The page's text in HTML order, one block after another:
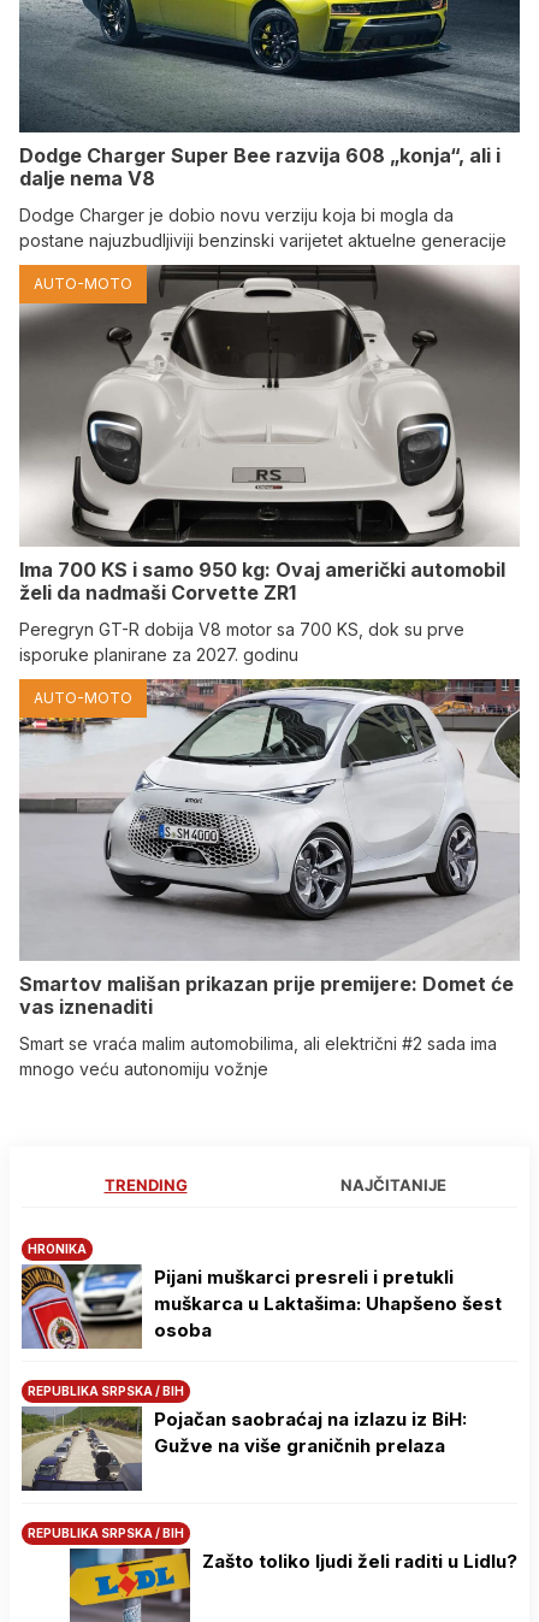
Dodge Charger Super Bee razvija 608 „konja“, ali i
dalje nema V8
Dodge Charger je dobio novu verziju koja bi mogla da
postane najuzbudljiviji benzinski varijetet aktuelne generacije
AUTO-MOTO
Ima 700 KS i samo 950 kg: Ovaj američki automobil
želi da nadmaši Corvette ZR1
Peregryn GT-R dobija V8 motor sa 700 KS, dok su prve
isporuke planirane za 2027. godinu
AUTO-MOTO
Smartov mališan prikazan prije premijere: Domet će
vas iznenaditi
Smart se vraća malim automobilima, ali električni #2 sada ima
mnogo veću autonomiju vožnje
TRENDING NAJČITANIJE
HRONIKA
Pijani muškarci presreli i pretukli
muškarca u Laktašima: Uhapšeno šest
osoba
REPUBLIKA SRPSKA / BIH
Pojačan saobraćaj na izlazu iz BiH:
Gužve na više graničnih prelaza
REPUBLIKA SRPSKA / BIH
Zašto toliko ljudi želi raditi u Lidlu?